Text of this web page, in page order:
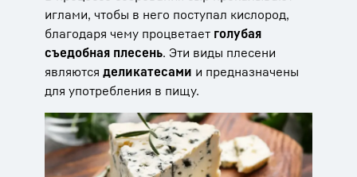
иглами, чтобы в него поступал кислород,
благодаря чему процветает голубая
съедобная плесень. Эти виды плесени
являются деликатесами и предназначены
для употребления в пищу.